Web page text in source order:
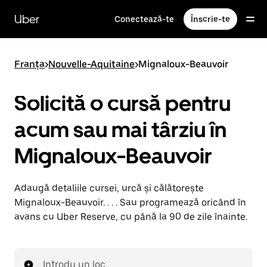
direct
conținutul
principal
Uber Conectează-te Înscrie-te
Franța>Nouvelle-Aquitaine>Mignaloux-Beauvoir
Solicită o cursă pentru
acum sau mai târziu în
Mignaloux-Beauvoir
Adaugă detaliile cursei, urcă și călătorește
Mignaloux-Beauvoir. . . . Sau programează oricând în
avans cu Uber Reserve, cu până la 90 de zile înainte.
Introdu un loc